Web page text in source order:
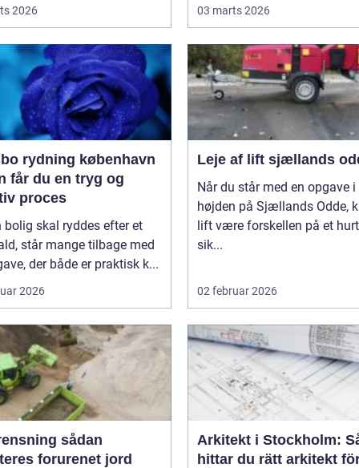
2026 03 marts 2026
rydning københavn
får du en tryg og
proces
bolig skal ryddes efter et
står mange tilbage med
der både er praktisk k...
2026
Leje af lift sjællands
Når du står med en opgave i
højden på Sjællands Odde,
lift være forskellen på et
sik...
02 februar 2026
sådan
forurenet jord
Arkitekt i Stockholm:
hittar du rätt arkitekt